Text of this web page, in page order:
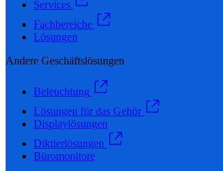
Services
Fachbereiche
Lösungen
Andere Geschäftslösungen
Beleuchtung
Lösungen für das Gehör
Displaylösungen
Diktierlösungen
Büromonitore